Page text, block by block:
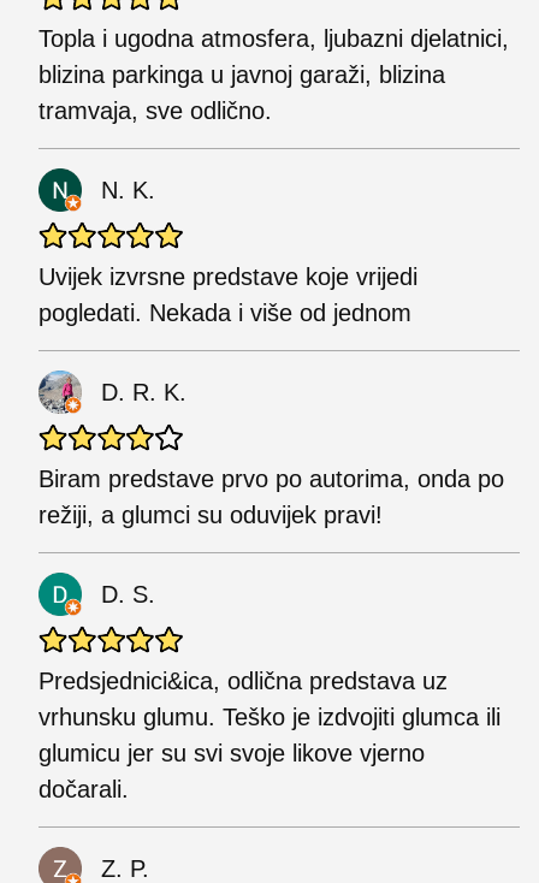
Topla i ugodna atmosfera, ljubazni djelatnici,
blizina parkinga u javnoj garaži, blizina
tramvaja, sve odlično.
N. K.
Uvijek izvrsne predstave koje vrijedi
pogledati. Nekada i više od jednom
D. R. K.
Biram predstave prvo po autorima, onda po
režiji, a glumci su oduvijek pravi!
D. S.
Predsjednici&ica, odlična predstava uz
vrhunsku glumu. Teško je izdvojiti glumca ili
glumicu jer su svi svoje likove vjerno
dočarali.
Z. P.